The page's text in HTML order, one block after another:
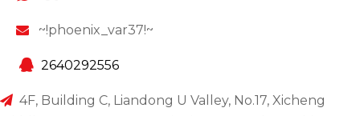
 ~!phoenix_var37!~
 2640292556
 4F, Building C, Liandong U Valley, No.17, Xicheng